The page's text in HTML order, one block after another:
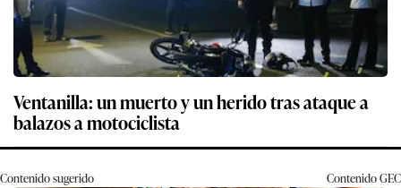
Ventanilla: un muerto y un herido tras ataque a
balazos a motociclista
Contenido sugerido ContenidoGEC